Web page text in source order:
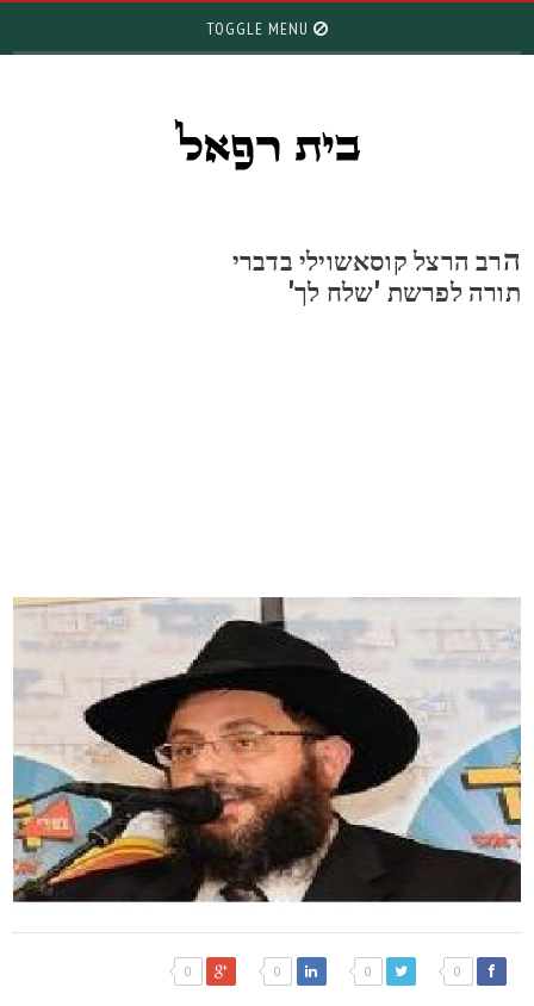
TOGGLE MENU
רב הרצל קוסאשוילי בדברי
לפרשת 'שלח לך'